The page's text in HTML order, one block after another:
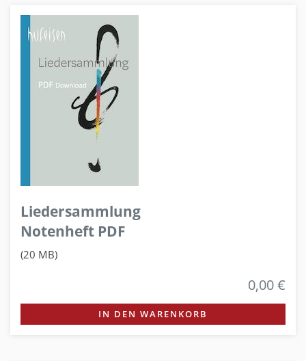
Liedersammlung
Notenheft PDF
(20 MB)
0,00 €
IN DEN WARENKORB